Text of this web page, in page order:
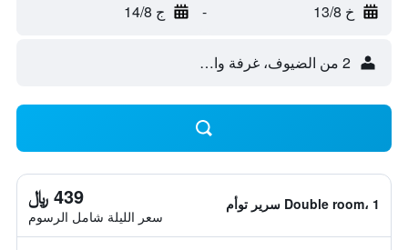
خ 13/8 - ج 14/8
2 من الضيوف، غرفة واحدة
Double room، 1 سرير توأم 439 ﷼
سعر الليلة شامل الرسوم